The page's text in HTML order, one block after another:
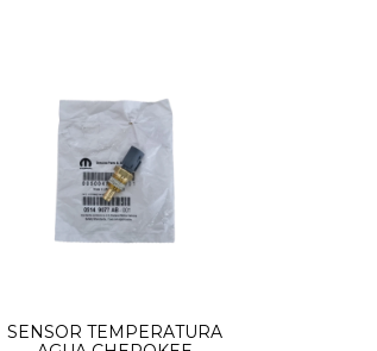
SENSOR TEMPERATURA